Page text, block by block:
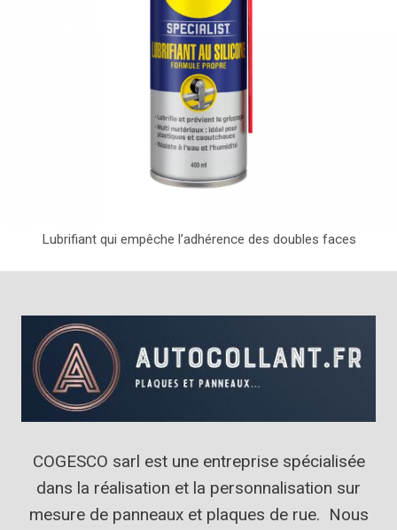
Lubrifiant qui empêche l’adhérence des doubles faces
COGESCO sarl est une entreprise spécialisée
dans la réalisation et la personnalisation sur
mesure de panneaux et plaques de rue. Nous